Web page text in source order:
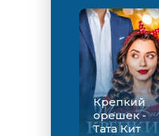
Крепкий
орешек -
Тата Кит
Вильмонт